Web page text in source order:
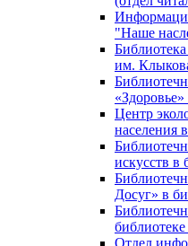
"Наше
им.
Центр
населения
искусств в
Досуг» в
Отдел